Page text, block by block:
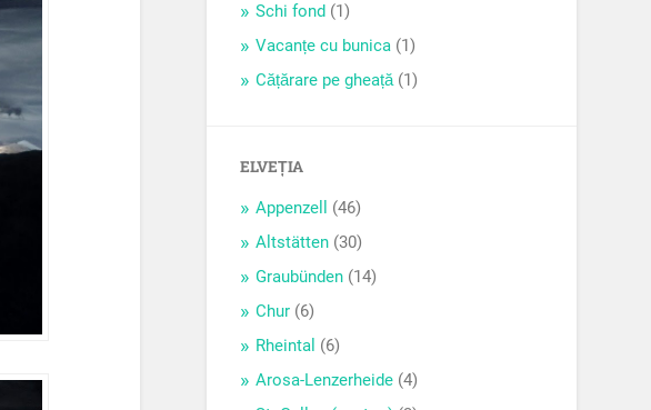
Schi fond (1)
Vacanțe cu bunica (1)
Cățărare pe gheață(1)
ELVEȚIA
Appenzell
(46)
Altstätten (30)
Graubünden (14)
Chur (6)
Rheintal (6)
Arosa-Lenzerheide (4)